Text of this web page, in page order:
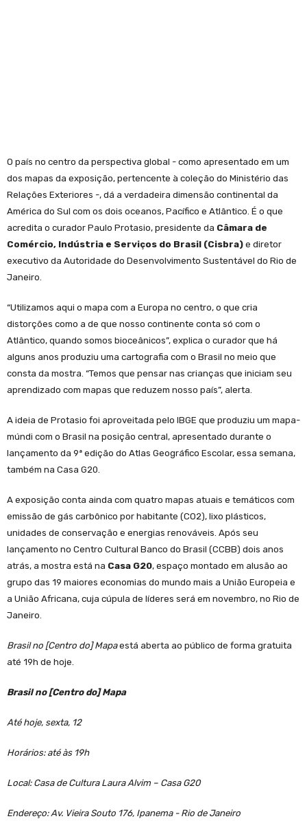
O país no centro da perspectiva global - como apresentado em um
dos mapas da exposição, pertencente à coleção do Ministério das
Relações Exteriores -, dá a verdadeira dimensão continental da
América do Sul com os dois oceanos, Pacífico e Atlântico. É o que
acredita o curador Paulo Protasio, presidente da Câmara de
Comércio, Indústria e Serviços do Brasil (Cisbra) e diretor
executivo da Autoridade do Desenvolvimento Sustentável do Rio de
Janeiro.
“Utilizamos aqui o mapa com a Europa no centro, o que cria
distorções como a de que nosso continente conta só com o
Atlântico, quando somos bioceânicos”, explica o curador que há
alguns anos produziu uma cartografia com o Brasil no meio que
consta da mostra. “Temos que pensar nas crianças que iniciam seu
aprendizado com mapas que reduzem nosso país”, alerta.
A ideia de Protasio foi aproveitada pelo IBGE que produziu um mapa-
múndi com o Brasil na posição central, apresentado durante o
lançamento da 9ª edição do Atlas Geográfico Escolar, essa semana,
também na Casa G20.
A exposição conta ainda com quatro mapas atuais e temáticos com
emissão de gás carbônico por habitante (CO2), lixo plásticos,
unidades de conservação e energias renováveis. Após seu
lançamento no Centro Cultural Banco do Brasil (CCBB) dois anos
atrás, a mostra está na Casa G20, espaço montado em alusão ao
grupo das 19 maiores economias do mundo mais a União Europeia e
a União Africana, cuja cúpula de líderes será em novembro, no Rio de
Janeiro.
Brasil no [Centro do] Mapaestá aberta ao público de forma gratuita
até 19h de hoje.
Brasil no [Centro do] Mapa
Até hoje, sexta, 12
Horários: até às 19h
Local: Casa de Cultura Laura Alvim – Casa G20
Endereço: Av. Vieira Souto 176, Ipanema - Rio de Janeiro